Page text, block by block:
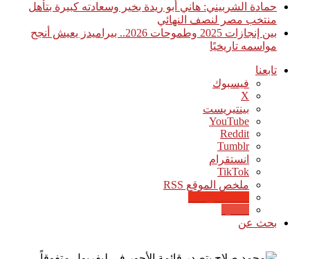
حمادة الشربيني: هاني أبو ريدة بخير وسعادته كبيرة بتأهل
منتخب مصر لنصف النهائي
بين إنجازات 2025 وطموحات 2026.. بيراميدز يعيش أنجح
مواسمه تاريخيًا
تابعنا
فيسبوك
‫X
بينتيريست
‫YouTube
انستقرام
‫TikTok
ملخص الموقع RSS
بحث عن